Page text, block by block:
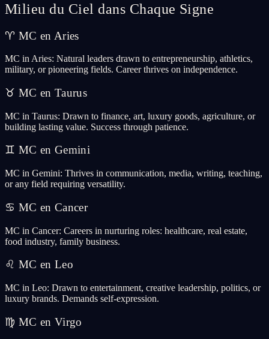
Milieu du Ciel dans Chaque Signe
♈ MC en Aries
MC in Aries: Natural leaders drawn to entrepreneurship, athletics,
military, or pioneering fields. Career thrives on independence.
♉ MC en Taurus
MC in Taurus: Drawn to finance, art, luxury goods, agriculture, or
building lasting value. Success through patience.
♊ MC en Gemini
MC in Gemini: Thrives in communication, media, writing, teaching,
or any field requiring versatility.
♋ MC en Cancer
MC in Cancer: Careers in nurturing roles: healthcare, real estate,
food industry, family business.
♌ MC en Leo
MC in Leo: Drawn to entertainment, creative leadership, politics, or
luxury brands. Demands self-expression.
♍ MC en Virgo